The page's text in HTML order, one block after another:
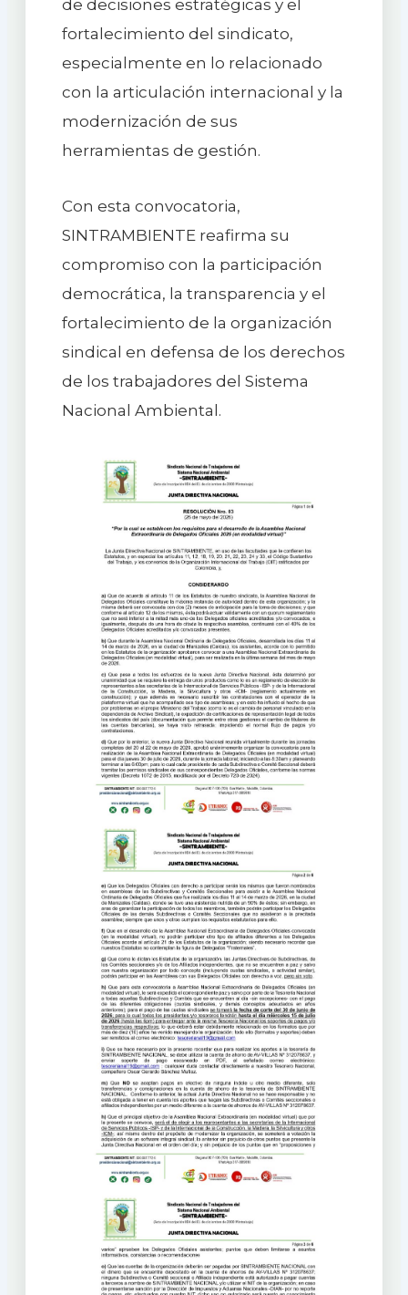
de decisiones estratégicas y el
fortalecimiento del sindicato,
especialmente en lo relacionado
con la articulación internacional y la
modernización de sus
herramientas de gestión.
Con esta convocatoria,
SINTRAMBIENTE reafirma su
compromiso con la participación
democrática, la transparencia y el
fortalecimiento de la organización
sindical en defensa de los derechos
de los trabajadores del Sistema
Nacional Ambiental.